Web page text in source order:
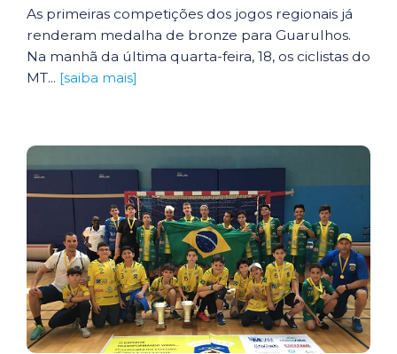
As primeiras competições dos jogos regionais já
renderam medalha de bronze para Guarulhos.
Na manhã da última quarta-feira, 18, os ciclistas do
MT... [saiba mais]